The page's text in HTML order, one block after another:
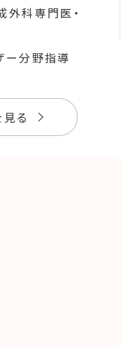
科専門医・
ー分野指導
る